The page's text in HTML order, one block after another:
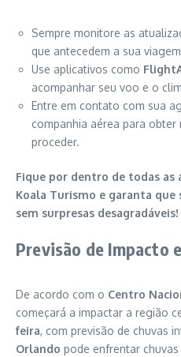
Sempre monitore as
que antecedem a sua
Use aplicativos como
acompanhar seu voo e o
Entre em contato com sua
companhia aérea para
proceder.
Fique por dentro de todas as
Koala Turismo e garanta que
sem surpresas desagradáveis!
Previsão de Impacto
De acordo com o Centro
começará a impactar a região
feira, com previsão de chuvas
Orlando pode enfrentar chuvas